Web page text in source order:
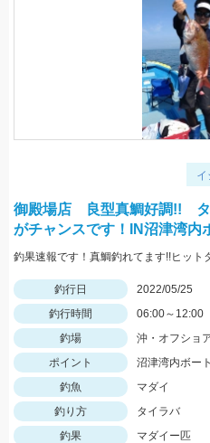
イ
御殿場店 良型真鯛好調!! タ
がチャンスです！IN沼津湾内
釣行日
2022/05/25
釣行時間
06:00～12:00
釣場
沖・オフショ
ポイント
沼津湾内ボー
釣魚
マダイ
釣り方
タイラバ
釣果
マダイー匹